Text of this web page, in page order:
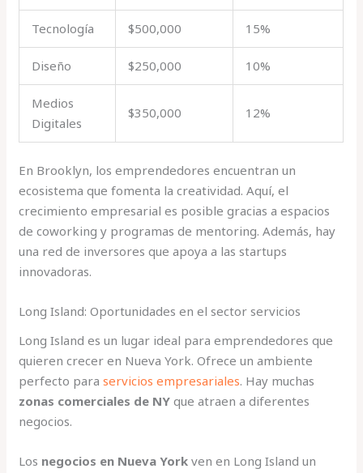
Tecnología $500,000 15%
Diseño $250,000 10%
Medios
Digitales
$350,000 12%
En Brooklyn, los emprendedores encuentran un
ecosistema que fomenta la creatividad. Aquí, el
crecimiento empresarial es posible gracias a espacios
de coworking y programas de mentoring. Además, hay
una red de inversores que apoya a las startups
innovadoras.
Long Island: Oportunidades en el sector servicios
Long Island es un lugar ideal para emprendedores que
quieren crecer en Nueva York. Ofrece un ambiente
perfecto paraservicios empresariales. Hay muchas
zonas comerciales de NY que atraen a diferentes
negocios.
Los negocios en Nueva York ven en Long Island un